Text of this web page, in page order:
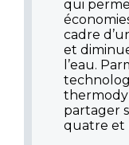
qui
cadre
et
l’eau.
partager
quatre et